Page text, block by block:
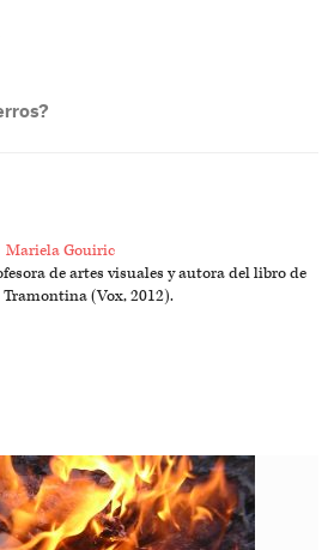
Mariela Gouiric
de artes visuales y autora del libro de
Tramontina (Vox, 2012).